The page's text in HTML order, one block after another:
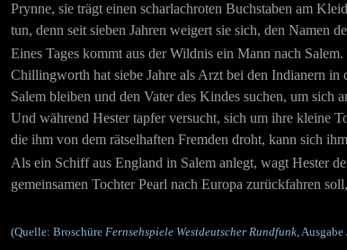
Prynne, sie trägt einen scharlachroten Buchstaben am
tun, denn seit sieben Jahren weigert sie sich, den Namen
Eines Tages kommt aus der Wildnis ein Mann nach
Chillingworth hat siebe Jahre als Arzt bei den Indianern
Salem bleiben und den Vater des Kindes suchen, um sich
Und während Hester tapfer versucht, sich um ihre kleine
die ihm von dem rätselhaften Fremden droht, kann sich
Als ein Schiff aus England in Salem anlegt, wagt Hester
gemeinsamen Tochter Pearl nach Europa zurückfahren
(Quelle: Broschüre Fernsehspiele Westdeutscher Rundfunk,